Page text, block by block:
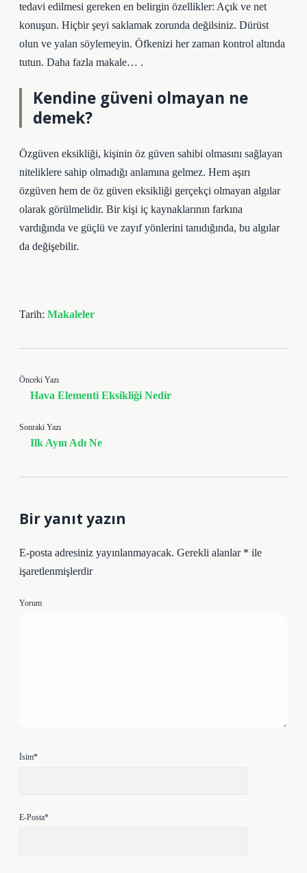
tedavi edilmesi gereken en belirgin özellikler: Açık ve net
konuşun. Hiçbir şeyi saklamak zorunda değilsiniz. Dürüst
olun ve yalan söylemeyin. Öfkenizi her zaman kontrol altında
tutun. Daha fazla makale… .
Kendine güveni olmayan ne
demek?
Özgüven eksikliği, kişinin öz güven sahibi olmasını sağlayan
niteliklere sahip olmadığı anlamına gelmez. Hem aşırı
özgüven hem de öz güven eksikliği gerçekçi olmayan algılar
olarak görülmelidir. Bir kişi iç kaynaklarının farkına
vardığında ve güçlü ve zayıf yönlerini tanıdığında, bu algılar
da değişebilir.
Tarih: Makaleler
Önceki Yazı
Hava Elementi Eksikliği Nedir
Sonraki Yazı
Ilk Ayın Adı Ne
Bir yanıt yazın
E-posta adresiniz yayınlanmayacak. Gerekli alanlar * ile
işaretlenmişlerdir
Yorum
İsim*
E-Posta*